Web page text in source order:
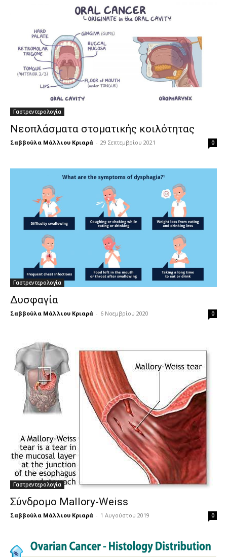
Γαστρεντερολογία
Νεοπλάσματα στοματικής κοιλότητας
Σαββούλα Μάλλιου Κριαρά - 29 Σεπτεμβρίου 2021 0
Γαστρεντερολογία
Δυσφαγία
Σαββούλα Μάλλιου Κριαρά - 6 Νοεμβρίου 2020 0
Γαστρεντερολογία
Σύνδρομο Mallory-Weiss
Σαββούλα Μάλλιου Κριαρά - 1 Αυγούστου 2019 0